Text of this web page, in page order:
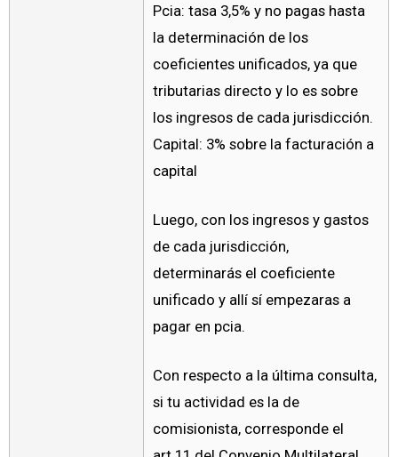
Pcia: tasa 3,5% y no pagas hasta
la determinación de los
coeficientes unificados, ya que
tributarias directo y lo es sobre
los ingresos de cada jurisdicción.
Capital: 3% sobre la facturación a
capital
Luego, con los ingresos y gastos
de cada jurisdicción,
determinarás el coeficiente
unificado y allí sí empezaras a
pagar en pcia.
Con respecto a la última consulta,
si tu actividad es la de
comisionista, corresponde el